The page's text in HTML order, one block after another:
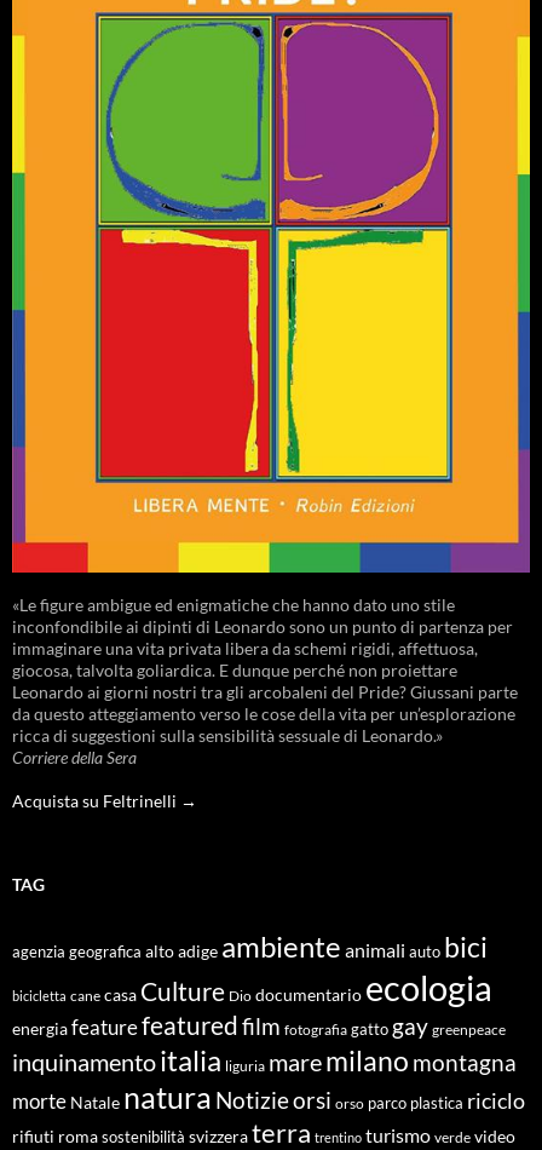
«Le figure ambigue ed enigmatiche che hanno dato uno stile
inconfondibile ai dipinti di Leonardo sono un punto di partenza per
immaginare una vita privata libera da schemi rigidi, affettuosa,
giocosa, talvolta goliardica. E dunque perché non proiettare
Leonardo ai giorni nostri tra gli arcobaleni del Pride? Giussani parte
da questo atteggiamento verso le cose della vita per un’esplorazione
ricca di suggestioni sulla sensibilità sessuale di Leonardo.»
Corriere della Sera
Acquista su Feltrinelli →
TAG
agenzia geografica alto adige ambiente animali auto bici
bicicletta cane casa Culture Dio documentario ecologia
energiafeaturefeaturedfilm fotografia gatto gay greenpeace
inquinamentoitalia liguria maremilano montagna
morte Natale natura Notizieorsi orso parco plastica riciclo
rifiuti roma sostenibilità svizzeraterra trentino turismo verde video